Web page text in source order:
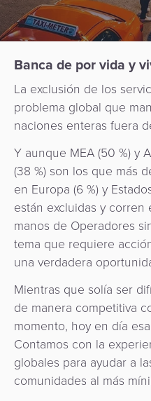
Super
Apps
Préstamos
digitales
API
Administración
de
Comercios
Facturación
SoftPOS
Gestión
de
riesgos
y
fraudes
Hub
de
Facturación
Gestión
de
riesgos
y
fraudes
ACS
secure
Comercio
electrónico
Pago
propinas
Carrito
de
Aplicación
de
comerciante
Fidelización
Cobro
automatizado
de
tarifas
Marketplace
Orquestación
de
Gestión
de
Fraudes
como
Servicio
como
Servicio
Adquisición
de
Cajeros
Automáticos
como
Servicio
Adquisición
de
Puntos
de
uso
pago
Fintech
de
transporte
Gobierno
Movilidad
Urbana
/
Transporte
Banco
Central
y
Switch
Nacional
Recursos
Organización
Banca de por vida y
La exclusión de los
problema global que
naciones enteras fuera
Y aunque MEA (50 %) y
(38 %) son los que más
en Europa (6 %) y
están excluidas y
manos de Operadores
tema que requiere
una verdadera
Mientras que solía ser
de manera competitiva
momento, hoy en día
Contamos con la
globales para ayudar a
comunidades al más